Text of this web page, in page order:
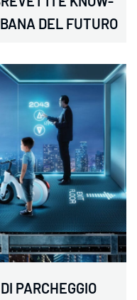
DEL FUTURO
PARCHEGGIO